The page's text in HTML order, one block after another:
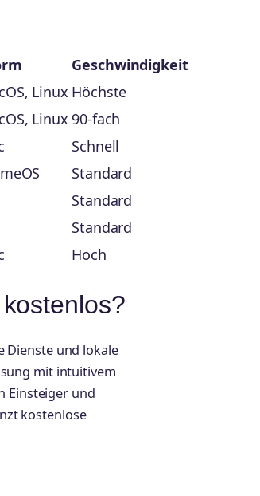
Geschwindigkeit
Linux Höchste
Linux 90-fach
Schnell
Standard
Standard
Standard
Hoch
Dienste und lokale
mit intuitivem
Einsteiger und
kostenlose